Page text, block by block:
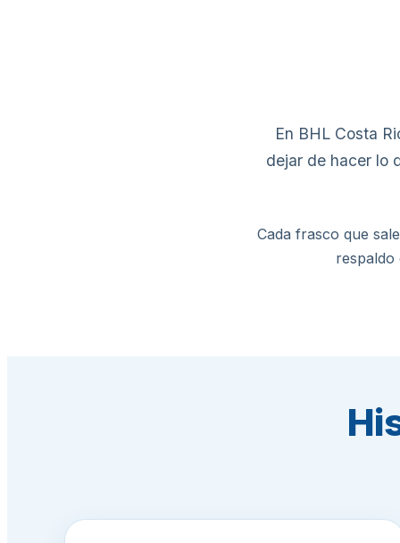
En BHL Costa
dejar de hacer lo
Cada frasco que
respaldo